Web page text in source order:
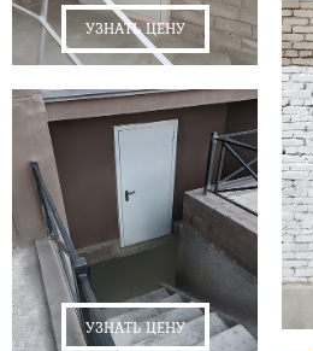
УЗНАТЬ ЦЕНУ
УЗНАТЬ ЦЕНУ